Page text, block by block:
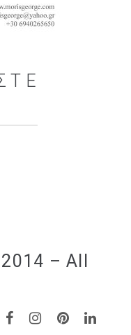
– All